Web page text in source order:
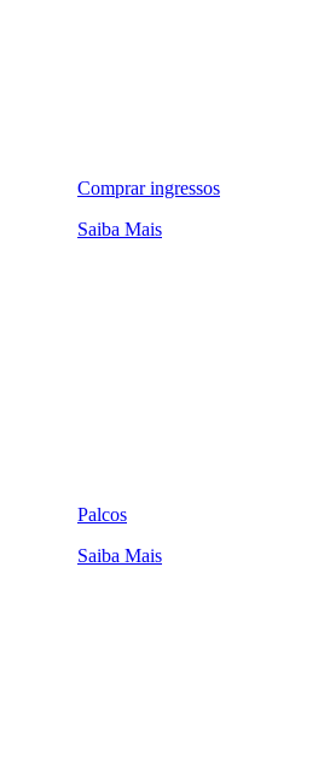
Comprar ingressos
Saiba Mais
Palcos
Saiba Mais